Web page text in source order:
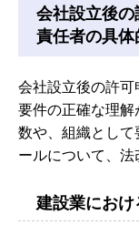
会社設立後
責任者の具
会社設立後の許
要件の正確な理
数や、組織とし
ールについて、法
建設業にお